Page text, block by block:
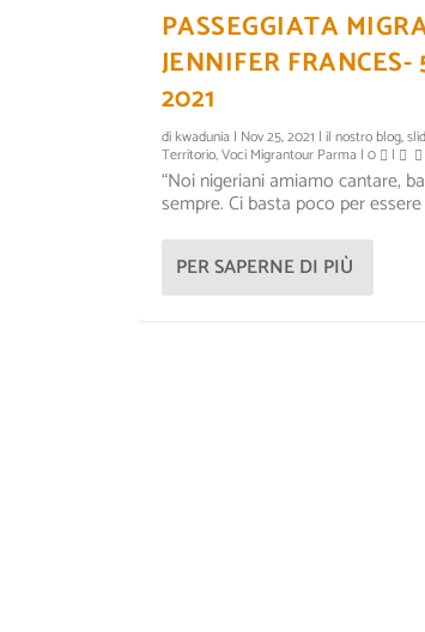
LA VENEZIA DI
Inserito dakwadunia|Nov 16, 2018|
KWA DUNÌA, LE
Inserito dakwadunia|Nov 12, 2018|
PASSEGGIATA
JENNIFER FRANCES-
2021
di kwadunia | Nov 25, 2021 | il nostro blog,
Territorio,Voci Migrantour Parma | 0 |
“Noi nigeriani amiamo cantare,
sempre. Ci basta poco per essere
PER SAPERNE DI PIÙ